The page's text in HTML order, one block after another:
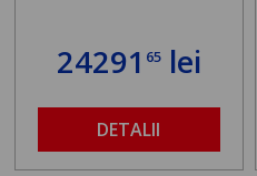
24291 65lei
DETALII